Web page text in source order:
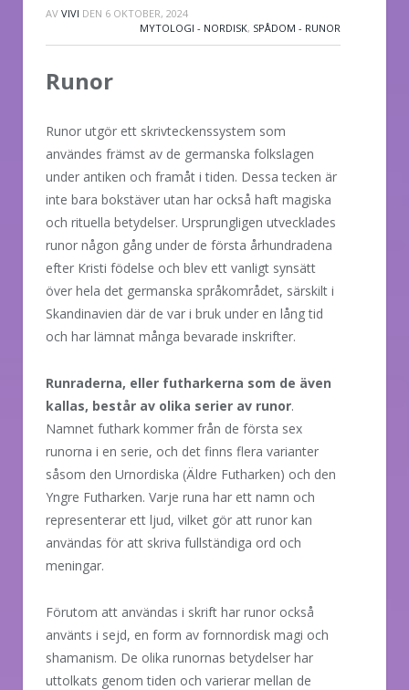
AV VIVI DEN 6 OKTOBER, 2024
MYTOLOGI - NORDISK, SPÅDOM - RUNOR
Runor
Runor utgör ett skrivteckenssystem som
användes främst av de germanska folkslagen
under antiken och framåt i tiden. Dessa tecken är
inte bara bokstäver utan har också haft magiska
och rituella betydelser. Ursprungligen utvecklades
runor någon gång under de första århundradena
efter Kristi födelse och blev ett vanligt synsätt
över hela det germanska språkområdet, särskilt i
Skandinavien där de var i bruk under en lång tid
och har lämnat många bevarade inskrifter.
Runraderna, eller futharkerna som de även
kallas, består av olika serier av runor.
Namnet futhark kommer från de första sex
runorna i en serie, och det finns flera varianter
såsom den Urnordiska (Äldre Futharken) och den
Yngre Futharken. Varje runa har ett namn och
representerar ett ljud, vilket gör att runor kan
användas för att skriva fullständiga ord och
meningar.
Förutom att användas i skrift har runor också
använts i sejd, en form av fornnordisk magi och
shamanism. De olika runornas betydelser har
uttolkats genom tiden och varierar mellan de